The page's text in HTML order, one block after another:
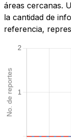
áreas cercanas.
la cantidad de
referencia,